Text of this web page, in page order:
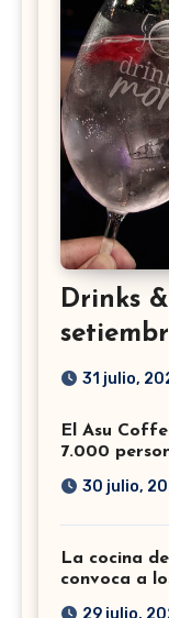
Drinks
31 julio,
El Asu
7.000
30 julio,
La cocina
convoca a
29 julio,